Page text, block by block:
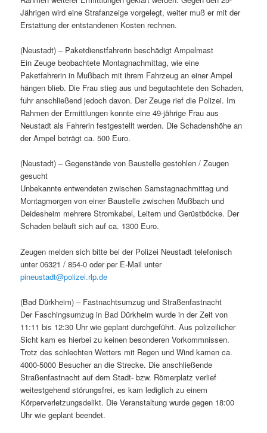
Jährigen wird eine Strafanzeige vorgelegt, weiter muß er mit der
Erstattung der entstandenen Kosten rechnen.
(Neustadt) – Paketdienstfahrerin beschädigt Ampelmast
Ein Zeuge beobachtete Montagnachmittag, wie eine
Paketfahrerin in Mußbach mit ihrem Fahrzeug an einer Ampel
hängen blieb. Die Frau stieg aus und begutachtete den Schaden,
fuhr anschließend jedoch davon. Der Zeuge rief die Polizei. Im
Rahmen der Ermittlungen konnte eine 49-jährige Frau aus
Neustadt als Fahrerin festgestellt werden. Die Schadenshöhe an
der Ampel beträgt ca. 500 Euro.
(Neustadt) – Gegenstände von Baustelle gestohlen / Zeugen
gesucht
Unbekannte entwendeten zwischen Samstagnachmittag und
Montagmorgen von einer Baustelle zwischen Mußbach und
Deidesheim mehrere Stromkabel, Leitern und Gerüstböcke. Der
Schaden beläuft sich auf ca. 1300 Euro.
Zeugen melden sich bitte bei der Polizei Neustadt telefonisch
unter 06321 / 854-0 oder per E-Mail unter
pineustadt@polizei.rlp.de
(Bad Dürkheim) – Fastnachtsumzug und Straßenfastnacht
Der Faschingsumzug in Bad Dürkheim wurde in der Zeit von
11:11 bis 12:30 Uhr wie geplant durchgeführt. Aus polizeilicher
Sicht kam es hierbei zu keinen besonderen Vorkommnissen.
Trotz des schlechten Wetters mit Regen und Wind kamen ca.
4000-5000 Besucher an die Strecke. Die anschließende
Straßenfastnacht auf dem Stadt- bzw. Römerplatz verlief
weitestgehend störungsfrei, es kam lediglich zu einem
Körperverletzungsdelikt. Die Veranstaltung wurde gegen 18:00
Uhr wie geplant beendet.